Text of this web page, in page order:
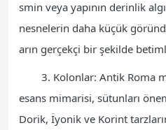
smin veya yapının derinlik
nesnelerin daha küçük
arın gerçekçi bir şekilde
3. Kolonlar: Antik Roma
esans mimarisi, sütunları
Dorik, İyonik ve Korint